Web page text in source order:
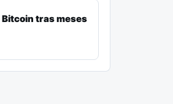
Bitcoin tras meses